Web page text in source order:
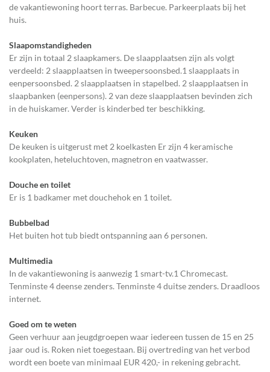
de vakantiewoning hoort terras. Barbecue. Parkeerplaats bij het
huis.
Slaapomstandigheden
Er zijn in totaal 2 slaapkamers. De slaapplaatsen zijn als volgt
verdeeld: 2 slaapplaatsen in tweepersoonsbed.1 slaapplaats in
eenpersoonsbed. 2 slaapplaatsen in stapelbed. 2 slaapplaatsen in
slaapbanken (eenpersons). 2 van deze slaapplaatsen bevinden zich
in de huiskamer. Verder is kinderbed ter beschikking.
Keuken
De keuken is uitgerust met 2 koelkasten Er zijn 4 keramische
kookplaten, heteluchtoven, magnetron en vaatwasser.
Douche en toilet
Er is 1 badkamer met douchehok en 1 toilet.
Bubbelbad
Het buiten hot tub biedt ontspanning aan 6 personen.
Multimedia
In de vakantiewoning is aanwezig 1 smart-tv.1 Chromecast.
Tenminste 4 deense zenders. Tenminste 4 duitse zenders. Draadloos
internet.
Goed om te weten
Geen verhuur aan jeugdgroepen waar iedereen tussen de 15 en 25
jaar oud is. Roken niet toegestaan. Bij overtreding van het verbod
wordt een boete van minimaal EUR 420,- in rekening gebracht.